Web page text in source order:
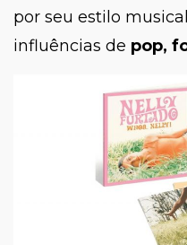
por seu estilo
influências de pop,